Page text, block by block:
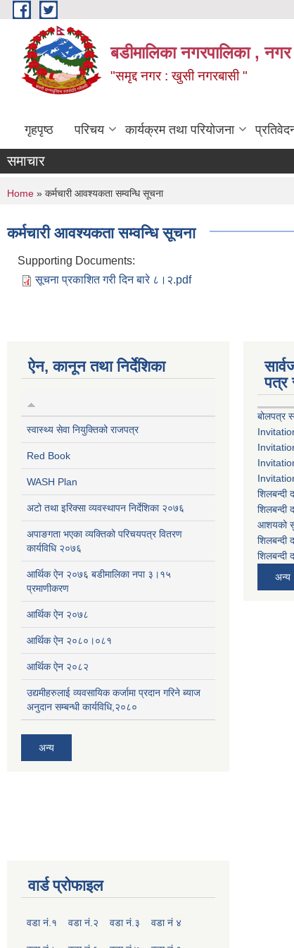
Skip to main content
बडीमालिका नगरपालिका ,
"समृद्द नगर : खुसी नगरबासी "
गृहपृष्ठ परिचय कार्यक्रम तथा परियोजना
समाचार
You are here
Home » कर्मचारी आवश्यकता सम्वन्धि सूचना
कर्मचारी आवश्यकता सम्वन्धि सूचना
Supporting Documents:
सूचना प्रकाशित गरी दिन बारे ८।२.pdf
ऐन, कानून तथा निर्देशिका
स्वास्थ्य सेवा नियुक्तिको राजपत्र
Red Book
WASH Plan
अटो तथा इरिक्सा व्यवस्थापन निर्देशिका २०७६
अपाङगता भएका व्यक्तिको परिचयपत्र वितरण
कार्यविधि २०७६
आर्थिक ऐन २०७६ बडीमालिका नपा ३।१५
प्रमाणीकरण
आर्थिक ऐन २०७८
आर्थिक ऐन २०८०।०८१
आर्थिक ऐन २०८२
उद्यमीहरुलाई व्यवसायिक कर्जामा प्रदान गरिने ब्याज
अनुदान सम्बन्धी कार्यविधि,२०८०
अन्य
पत्र
बोलपत्र
शिलबन्दी
शिलबन्दी
आशयको
शिलबन्दी
शिलबन्दी
अन्य
वार्ड प्रोफाइल
वडा नं.१ वडा नं.२ वडा नं.३ वडा नं ४